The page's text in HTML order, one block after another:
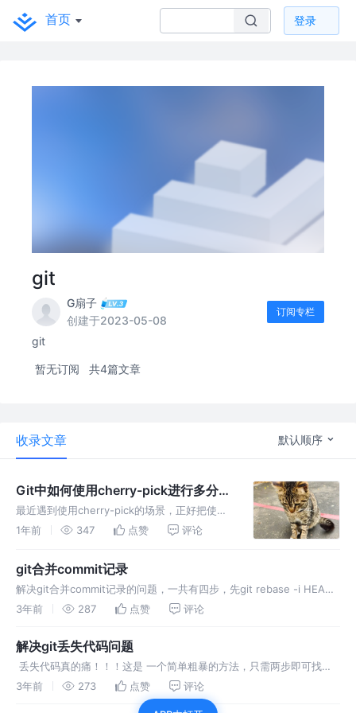
首页 登录
git
G扇子
创建于2023-05-08
订阅专栏
git
暂无订阅 共4篇文章
收录文章 默认顺序
Git中如何使用cherry-pick进行多分支
转移代码
最近遇到使用cherry-pick的场景，正好把使用
过程记录下来，这篇文章是以使用角度来写的，
1年前 347 点赞 评论
git合并commit记录
​解决git合并commit记录的问题，一共有四步，先git rebase -i HEAD~
+数字，再修改两个地方，之后再强制push。
3年前 287 点赞 评论
解决git丢失代码问题
​ 丢失代码真的痛！！！这是 一个简单粗暴的方法，只需两步即可找回
丢失的代码，本人亲测有用！！！！！
3年前 273 点赞 评论